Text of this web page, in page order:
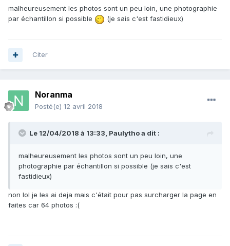
malheureusement les photos sont un peu loin, une photographie
par échantillon si possible
(je sais c'est fastidieux)
Citer
Noranma
Posté(e) 12 avril 2018
Le 12/04/2018 à 13:33, Paulythoa dit :
malheureusement les photos sont un peu loin, une
photographie par échantillon si possible (je sais c'est
fastidieux)
non lol je les ai deja mais c'était pour pas surcharger la page en
faites car 64 photos :(